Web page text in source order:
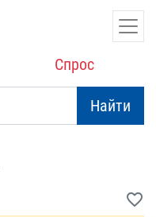
Спрос
Найти
favorite_border